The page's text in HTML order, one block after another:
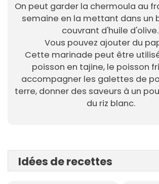
On peut garder la chermoula au
semaine en la mettant dans un
couvrant d'huile d'olive.
Vous pouvez ajouter du
Cette marinade peut être
poisson en tajine, le poisson
accompagner les galettes de
terre, donner des saveurs à un
du riz blanc.
Idées de recettes